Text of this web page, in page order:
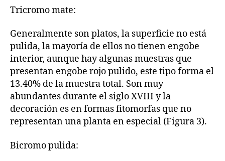
Tricromo mate:
Generalmente son platos, la superficie no está
pulida, la mayoría de ellos no tienen engobe
interior, aunque hay algunas muestras que
presentan engobe rojo pulido, este tipo forma el
13.40% de la muestra total. Son muy
abundantes durante el siglo XVIII y la
decoración es en formas fitomorfas que no
representan una planta en especial (Figura 3).
Bicromo pulida: